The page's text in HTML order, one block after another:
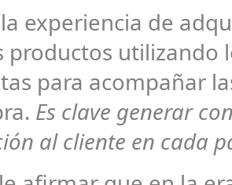
experiencia de
productos utilizando
para acompañar
Es clave generar
al cliente en cada